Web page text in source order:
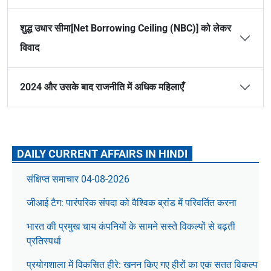
शुद्ध उधार सीमा[Net Borrowing Ceiling (NBC)] को लेकर
विवाद
2024 और उसके बाद राजनीति में अधिक महिलाएँ
DAILY CURRENT AFFAIRS IN HINDI
संक्षिप्त समाचार 04-08-2026
जीआई टैग: पारंपरिक संपदा को वैश्विक ब्रांड में परिवर्तित करना
भारत की प्रमुख चाय कंपनियों के सामने सस्ते विकल्पों से बढ़ती
प्रतिस्पर्धा
प्रयोगशाला में विकसित हीरे: खनन किए गए हीरों का एक सतत विकल्प